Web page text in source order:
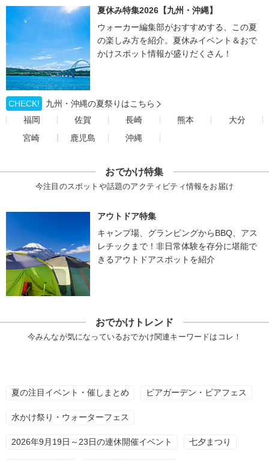
夏休み特集2026【九州・沖縄】
ウォーカー編集部がおすすめする、この夏
の楽しみ方を紹介。夏休みイベント＆おで
かけスポット情報が盛りだくさん！
CHECK!
九州・沖縄の夏祭りはこちら
福岡
佐賀 長崎 熊本
大分
宮崎
鹿児島 沖縄
おでかけ特集
今注目のスポットや話題のアクティビティ情報をお届け
アウトドア特集
キャンプ場、グランピングからBBQ、アス
レチックまで！非日常体験を存分に堪能で
きるアウトドアスポットを紹介
おでかけトレンド
今みんなが気になっているおでかけ関連キーワードはコレ！
夏の注目イベント・催しまとめ ビアガーデン・ビアフェス
水かけ祭り・ウォーターフェス
2026年9月19日～23日の連休開催イベント 七夕まつり